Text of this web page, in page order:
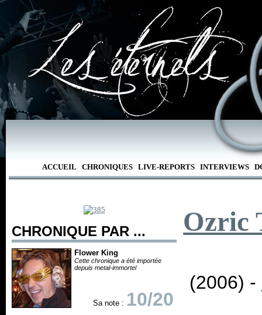
ACCUEIL CHRONIQUES LIVE-REPORTS INTERVIEWS
CHRONIQUE PAR ...
Flower King
Cette chronique a été importée
depuis metal-immortel
Sa note : 10/20
Ozric
(2006) -